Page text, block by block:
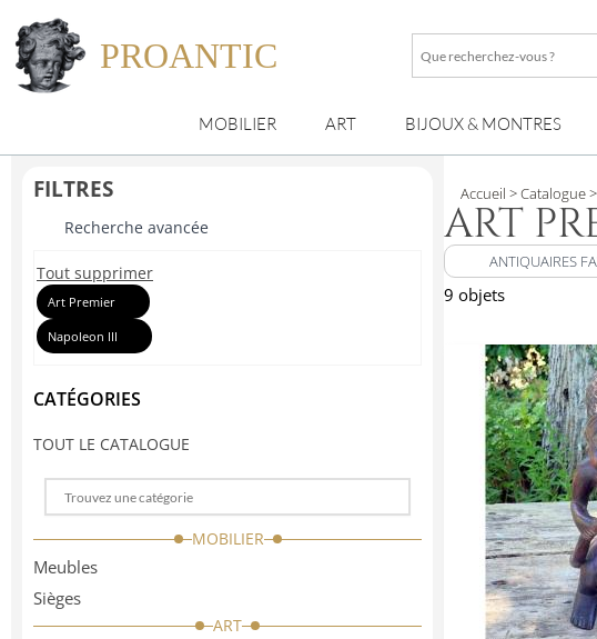
PROANTIC
Que
?
MOBILIER ART BIJOUX & MONTRES
FILTRES
Recherche avancée
Tout supprimer
Art Premier
Napoleon III
CATÉGORIES
TOUT LE CATALOGUE
Choose
MOBILIER
Meubles
Sièges
ART
Accueil > Catalogue
ART
ANTIQUAIRES
9 objets